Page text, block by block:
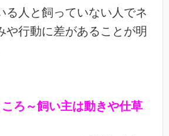
る人と飼っていない人でネ
や行動に差があることが明
ろ～飼い主は動きや仕草